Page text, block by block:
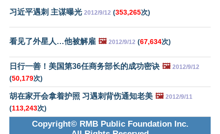
习近平遇刺 主谋曝光 2012/9/12 (353,265次)
看见了外星人…他被解雇 🖼️ 2012/9/12 (67,634次)
日行一善！美国第36任商务部长的成功密诀 🖼️ 2012/9/12
(50,179次)
胡在家开会拿着护照 习遇刺背伤通知老美 🖼️ 2012/9/11
(113,243次)
Copyright© RMB Public Foundation Inc.